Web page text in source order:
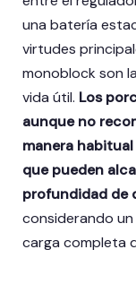
una batería
virtudes
monoblock son
vida útil. Los
aunque no
manera
que pueden
profundidad de
considerando
carga completa